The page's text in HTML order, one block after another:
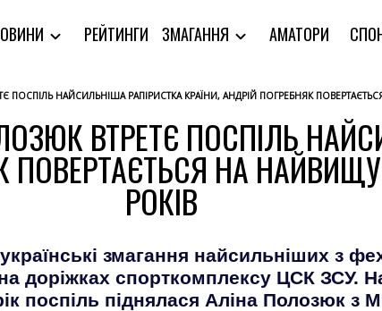
РЕЙТИНГИ ЗМАГАННЯ АМАТОРИ
ПОСПІЛЬ НАЙСИЛЬНІША РАПІРИСТКА КРАЇНИ, АНДРІЙ ПОГРЕБНЯК
ВТРЕТЄ ПОСПІЛЬ
ПОВЕРТАЄТЬСЯ НА
РОКІВ
змагання найсильніших з
на доріжках спорткомплексу ЦСК ЗСУ.
поспіль піднялася Аліна Полозюк